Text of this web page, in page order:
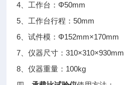
4 、工作台： Φ50mm
5 、工作台行程：50mm
6 、试件模： Φ152mm×170mm
7 、仪器尺寸：310×310×930mm
8 、仪器重量： 100kg